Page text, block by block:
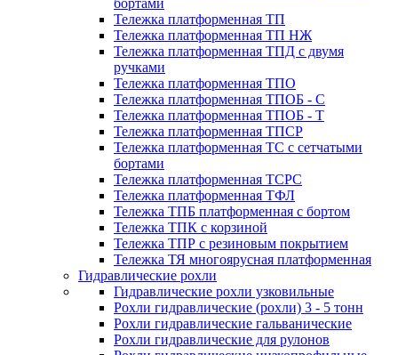
бортами
Тележка платформенная ТП
Тележка платформенная ТП НЖ
Тележка платформенная ТПД с двумя
ручками
Тележка платформенная ТПО
Тележка платформенная ТПОБ - С
Тележка платформенная ТПОБ - Т
Тележка платформенная ТПСР
Тележка платформенная ТС с сетчатыми
бортами
Тележка платформенная ТСРС
Тележка платформенная ТФЛ
Тележка ТПБ платформенная с бортом
Тележка ТПК с корзиной
Тележка ТПР с резиновым покрытием
Тележка ТЯ многоярусная платформенная
Гидравлические рохли
Гидравлические рохли узковильные
Рохли гидравлические (рохли) 3 - 5 тонн
Рохли гидравлические гальванические
Рохли гидравлические для рулонов